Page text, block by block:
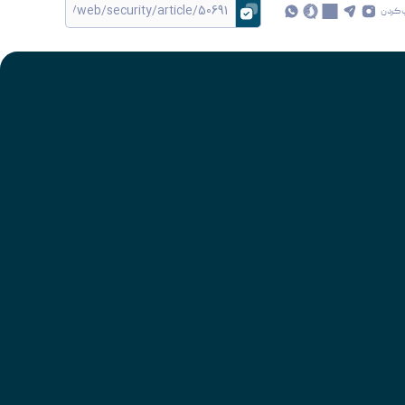
کردن